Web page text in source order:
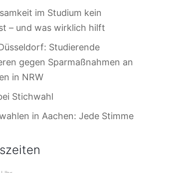
im Studium kein
– und was wirklich hilft
Studierende
gegen Sparmaßnahmen an
in NRW
Stichwahl
in Aachen: Jede Stimme